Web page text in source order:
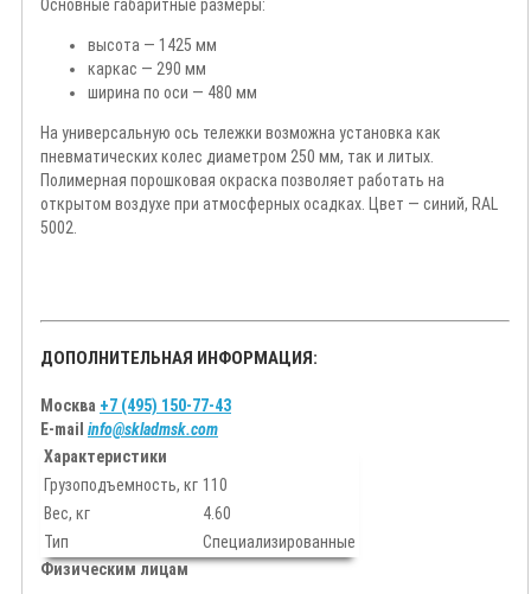
Основные габаритные размеры:
высота — 1425 мм
каркас — 290 мм
ширина по оси — 480 мм
На универсальную ось тележки возможна установка как
пневматических колес диаметром 250 мм, так и литых.
Полимерная порошковая окраска позволяет работать на
открытом воздухе при атмосферных осадках. Цвет — синий, RAL
5002.
ДОПОЛНИТЕЛЬНАЯ ИНФОРМАЦИЯ:
Москва +7 (495) 150-77-43
E-mail info@skladmsk.com
Характеристики
Грузоподъемность, кг 110
Вес, кг
4.60
Тип
Специализированные
Физическим лицам